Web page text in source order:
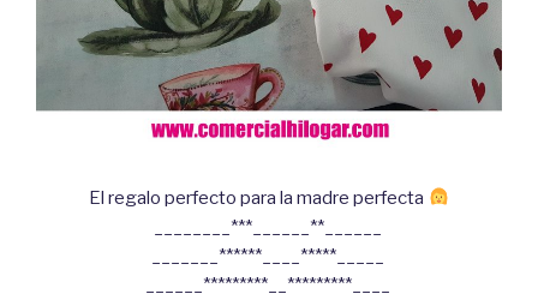
El regalo perfecto para la madre perfecta
________***______**______
_______******____*****_____
______*********__*********____